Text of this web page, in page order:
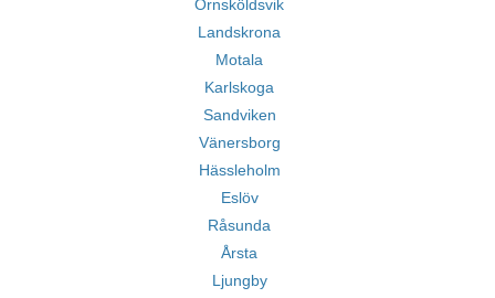
Örnsköldsvik
Landskrona
Motala
Karlskoga
Sandviken
Vänersborg
Hässleholm
Eslöv
Råsunda
Årsta
Ljungby